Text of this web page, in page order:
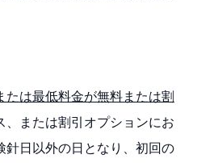
たは最低料金が無料または割
、または割引オプションにお
針日以外の日となり、初回の